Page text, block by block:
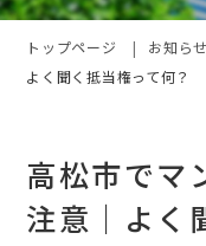
トップページ お知らせ
よく聞く抵当権って何？
高松市でマ
注意｜よく